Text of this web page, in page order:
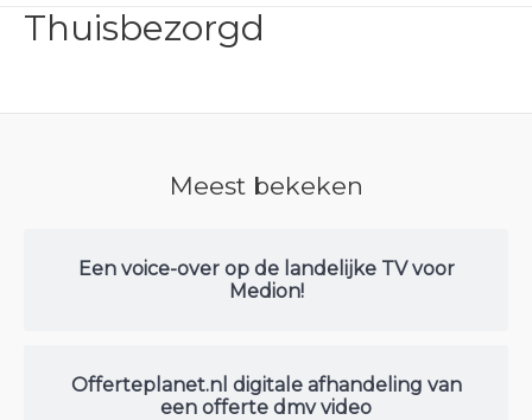
Thuisbezorgd
Meest bekeken
Een voice-over op de landelijke TV voor
Medion!
Offerteplanet.nl digitale afhandeling van
een offerte dmv video